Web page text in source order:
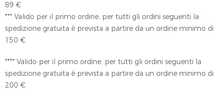
89 €
*** Valido per il primo ordine, per tutti gli ordini seguenti la
spedizione gratuita è prevista a partire da un ordine minimo di
150 €
**** Valido per il primo ordine, per tutti gli ordini seguenti la
spedizione gratuita è prevista a partire da un ordine minimo di
200 €